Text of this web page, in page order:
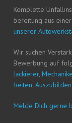
Kom­plet­te
be­rei­tung aus
unse­rer
Wir suchen
Bewer­bung auf
la­ckie­rer,
bei­ten,
Mel­de Dich ger­ne